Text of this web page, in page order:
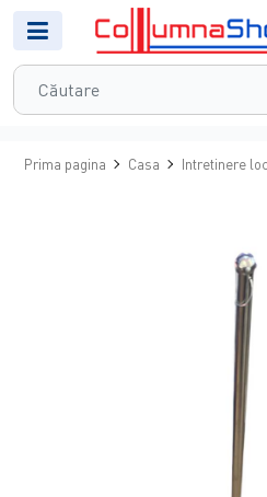
Prima pagina Casa Intretinere